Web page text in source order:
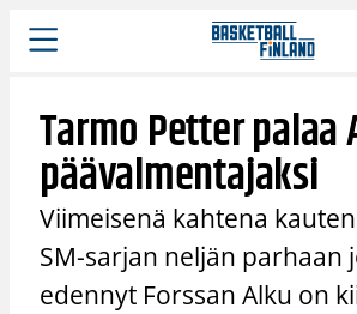
Siirry
sisältöön
Tarmo Petter palaa
päävalmentajaksi
Viimeisenä kahtena
SM-sarjan neljän parhaan
edennyt Forssan Alku on